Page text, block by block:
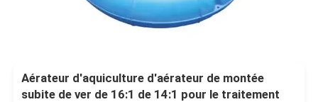
Aérateur d'aquiculture d'aérateur de montée
subite de ver de 16:1 de 14:1 pour le traitement